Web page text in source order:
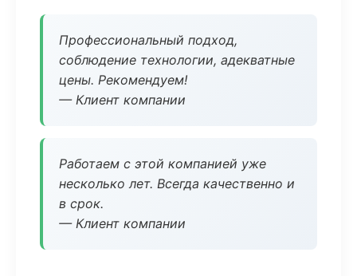
Профессиональный подход,
соблюдение технологии, адекватные
цены. Рекомендуем!
— Клиент компании
Работаем с этой компанией уже
несколько лет. Всегда качественно и
в срок.
— Клиент компании